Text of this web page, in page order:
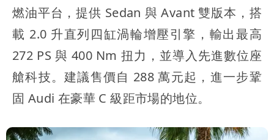
燃油平台，提供 Sedan 與 Avant 雙版本，搭
載 2.0 升直列四缸渦輪增壓引擎，輸出最高
272 PS 與 400 Nm 扭力，並導入先進數位座
艙科技。建議售價自 288 萬元起，進一步鞏
固 Audi 在豪華 C 級距市場的地位。